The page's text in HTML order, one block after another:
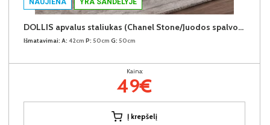
DOLLIS apvalus staliukas (Chanel Stone/Juodos spalvos kojos)
Išmatavimai: A: 42cm P: 50cm G: 50cm
Kaina:
49€
Į krepšelį